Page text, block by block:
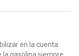
en la cuenta